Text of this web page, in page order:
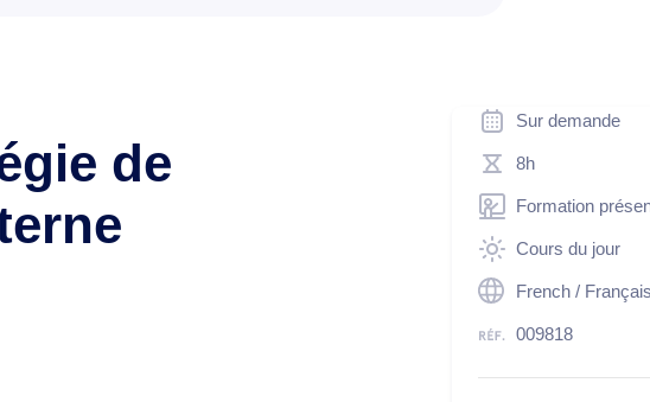
de
Sur demande
8h
Formation
Cours du jour
French / Français
009818